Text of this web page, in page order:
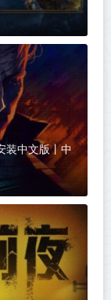
装中文版丨中